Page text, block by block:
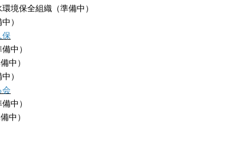
境保全組織（準備中）
）
保
中）
中）
）
会
中）
中）